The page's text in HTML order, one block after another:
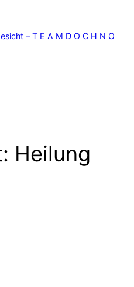
– T E A M D O C H N O
Heilung